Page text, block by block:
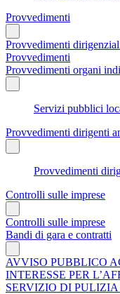
Provvedimenti
Provvedimenti
Provvedimenti
Provvedimenti organi
Servizi pubblici
Provvedimenti dirigenti
Provvedimenti
Controlli sulle imprese
Controlli sulle imprese
Bandi di gara e contratti
AVVISO PUBBLICO
INTERESSE PER
SERVIZIO DI